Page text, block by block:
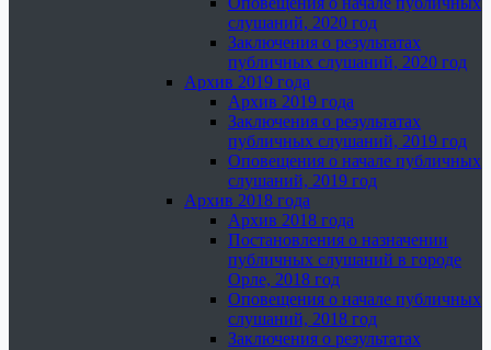
слушаний, 2020 год
Заключения о результатах
публичных слушаний, 2020 год
Архив 2019 года
Архив 2019 года
Заключения о результатах
публичных слушаний, 2019 год
Оповещения о начале публичных
слушаний, 2019 год
Архив 2018 года
Архив 2018 года
Постановления о назначении
публичных слушаний в городе
Орле, 2018 год
Оповещения о начале публичных
слушаний, 2018 год
Заключения о результатах